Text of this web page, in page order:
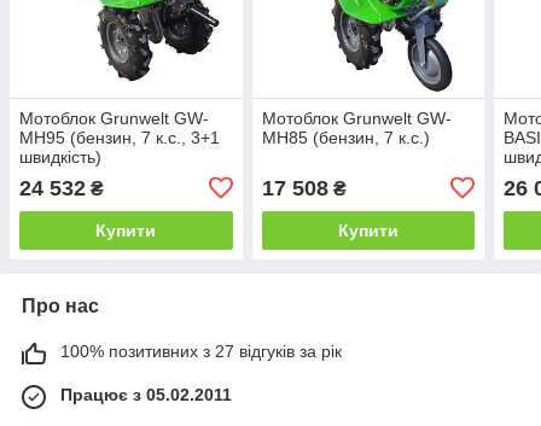
Мотоблок Grunwelt GW-
MH95 (бензин, 7 к.с., 3+1
швидкість)
24 532 ₴
Купити
Мотоблок Grunwelt GW-
MH85 (бензин, 7 к.с.)
17 508₴
Купити
26
Про нас
100% позитивних з 27 відгуків за рік
Працює з 05.02.2011